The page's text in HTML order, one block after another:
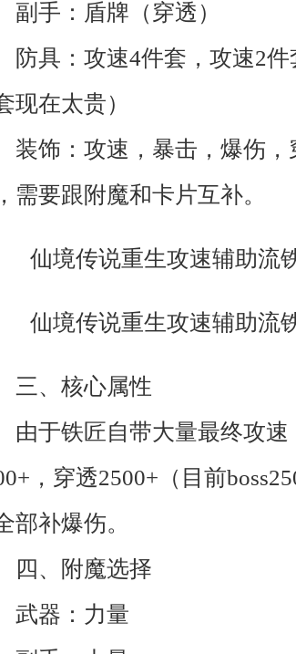
副手：盾牌（穿透）
防具：攻速4件套，攻速2
现在太贵）
装饰：攻速，暴击，爆伤
需要跟附魔和卡片互补。
三、核心属性
由于铁匠自带大量最终攻
，穿透2500+（目前
部补爆伤。
四、附魔选择
武器：力量